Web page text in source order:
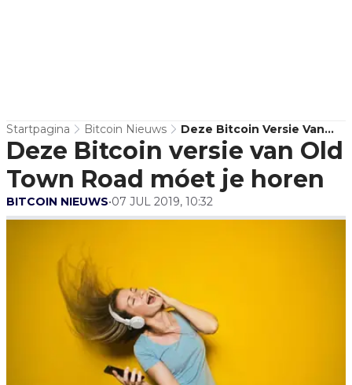
Startpagina Bitcoin Nieuws
Deze Bitcoin Versie Van
Old Town Road Móet Je
Horen
Deze Bitcoin versie van Old
Town Road móet je horen
BITCOIN NIEUWS•07 JUL 2019, 10:32